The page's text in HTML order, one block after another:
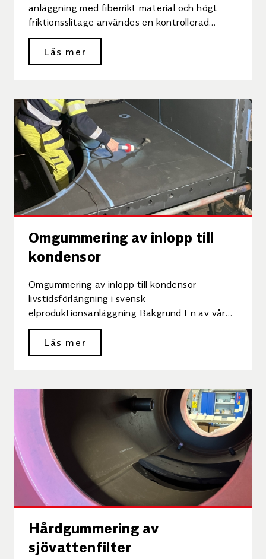
anläggning med fiberrikt material och högt
friktionsslitage användes en kontrollerad
metod för inmatning och varmvulkning.
Bakgrund I […]
Läs mer
Omgummering av inlopp till
kondensor
Omgummering av inlopp till kondensor –
livstidsförlängning i svensk
elproduktionsanläggning Bakgrund En av våra
kunder driver en elproduktionsanläggning som
använder havsvatten för att kyla. […]
Läs mer
Hårdgummering av
sjövattenfilter